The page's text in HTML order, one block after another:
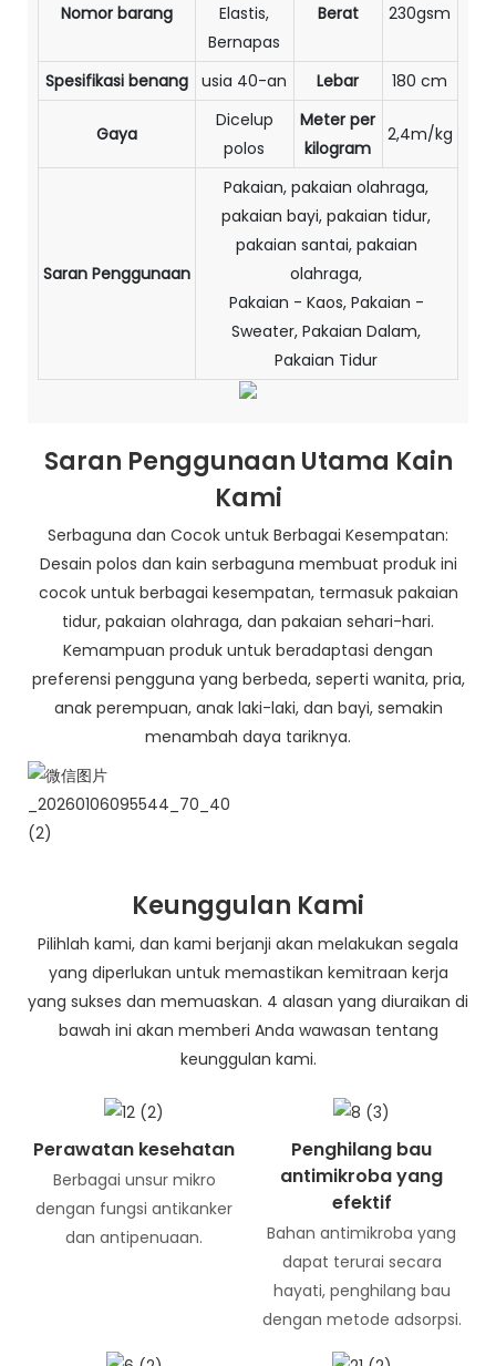
Nomor barang
Elastis,
Bernapas
Berat 230gsm
Spesifikasi benang usia 40-an Lebar 180 cm
Gaya
Dicelup
polos
Meter per
kilogram
2,4m/kg
Saran Penggunaan
Pakaian, pakaian olahraga,
pakaian bayi, pakaian tidur,
pakaian santai, pakaian
olahraga,
Pakaian - Kaos, Pakaian -
Sweater, Pakaian Dalam,
Pakaian Tidur
Saran Penggunaan Utama Kain
Kami
Serbaguna dan Cocok untuk Berbagai Kesempatan:
Desain polos dan kain serbaguna membuat produk ini
cocok untuk berbagai kesempatan, termasuk pakaian
tidur, pakaian olahraga, dan pakaian sehari-hari.
Kemampuan produk untuk beradaptasi dengan
preferensi pengguna yang berbeda, seperti wanita, pria,
anak perempuan, anak laki-laki, dan bayi, semakin
menambah daya tariknya.
Keunggulan Kami
Pilihlah kami, dan kami berjanji akan melakukan segala
yang diperlukan untuk memastikan kemitraan kerja
yang sukses dan memuaskan. 4 alasan yang diuraikan di
bawah ini akan memberi Anda wawasan tentang
keunggulan kami.
Perawatan kesehatan
Berbagai unsur mikro
dengan fungsi antikanker
dan antipenuaan.
Penghilang bau
antimikroba yang
efektif
Bahan antimikroba yang
dapat terurai secara
hayati, penghilang bau
dengan metode adsorpsi.